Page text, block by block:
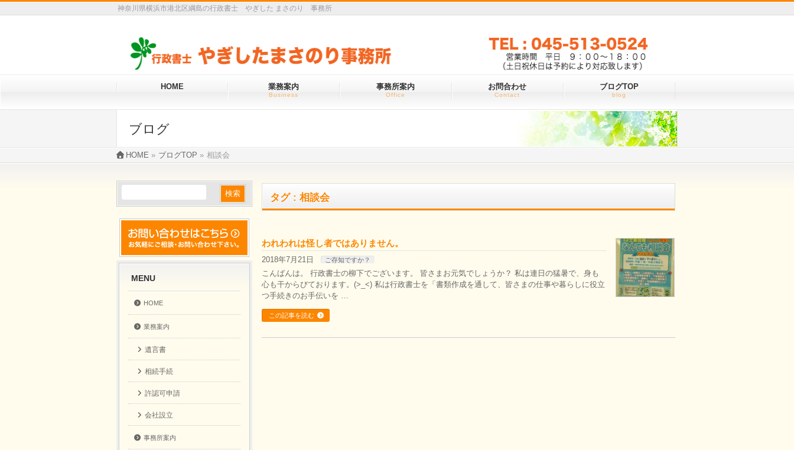
神奈川県横浜市港北区綱島の行政書士 やぎした まさのり 事務所
お気軽にお問い合わせください
TEL 045-513-0524
営業時間 平日 ９：００～１８：００
（土日祝休日は予約により対応致します）
HOME 業務案内
Business
事務所案内
Office
お問合わせ
Contact
ブログTOP
blog
ブログ
HOME » ブログTOP » 相談会
タグ : 相談会
われわれは怪し者ではありません。
2018年7月21日 ご存知ですか？
こんばんは。 行政書士の柳下でございます。 皆さまお元気でしょうか？ 私は連日の猛暑で、身も
心も干からびております。(>_<) 私は行政書士を「書類作成を通して、皆さまの仕事や暮らしに役立
つ手続きのお手伝いを …
この記事を読む
MENU
HOME
業務案内
遺言書
相続手続
許認可申請
会社設立
事務所案内